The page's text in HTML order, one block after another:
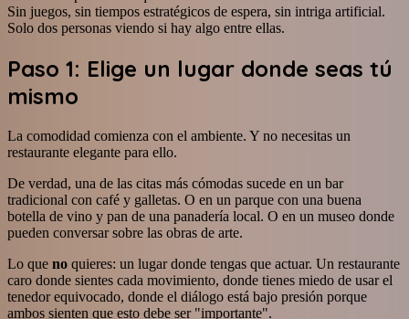
Sin juegos, sin tiempos estratégicos de espera, sin intriga artificial.
Solo dos personas viendo si hay algo entre ellas.
Paso 1: Elige un lugar donde seas tú
mismo
La comodidad comienza con el ambiente. Y no necesitas un
restaurante elegante para ello.
De verdad, una de las citas más cómodas sucede en un bar
tradicional con café y galletas. O en un parque con una buena
botella de vino y pan de una panadería local. O en un museo donde
pueden conversar sobre las obras de arte.
Lo que no quieres: un lugar donde tengas que actuar. Un restaurante
caro donde sientes cada movimiento, donde tienes miedo de usar el
tenedor equivocado, donde el diálogo está bajo presión porque
ambos sienten que esto debe ser "importante".